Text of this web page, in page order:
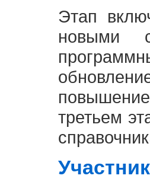
Этап
новыми
третьем